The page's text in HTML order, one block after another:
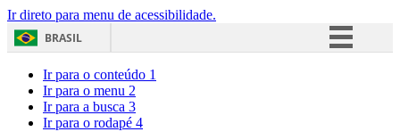
Ir direto para menu de acessibilidade.
BRASIL
Ir para o conteúdo 1
Ir para o menu 2
Ir para a busca 3
Ir para o rodapé 4